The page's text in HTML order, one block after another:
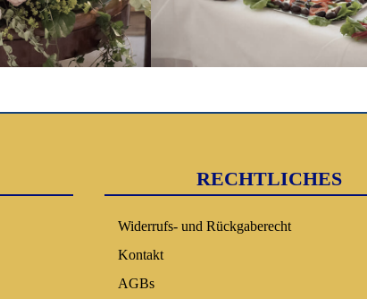
RECHTLICHES
Widerrufs- und Rückgaberecht
Kontakt
AGBs